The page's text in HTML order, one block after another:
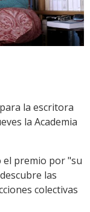
la escritora
la Academia
el premio por "su
las
colectivas